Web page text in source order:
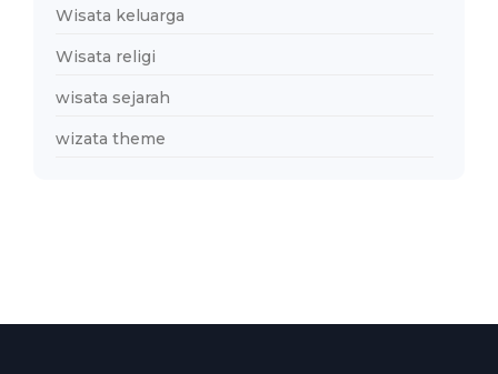
Wisata keluarga
Wisata religi
wisata sejarah
wizata theme